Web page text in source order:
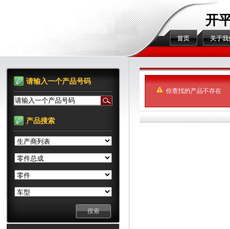
开
首页 关于我
你查找的产品不存在
请输入一个产品号码
请输入一个产品号码
产品搜索